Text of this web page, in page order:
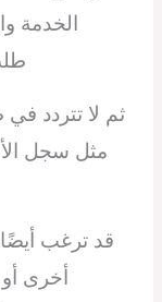
الخدمة
ثم لا تتردد
مثل سجل
قد ترغب
أخرى